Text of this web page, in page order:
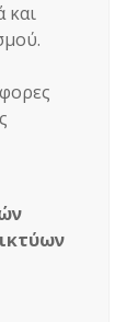
και